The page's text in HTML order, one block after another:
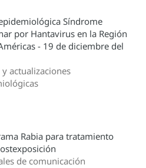
Síndrome
por Hantavirus en la Región
- 19 de diciembre del
actualizaciones
Rabia para tratamiento
de comunicación